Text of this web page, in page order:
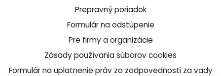
Prepravný poriadok
Formulár na odstúpenie
Pre firmy a organizácie
Zásady používania súborov cookies
Formulár na uplatnenie práv zo zodpovednosti za vady